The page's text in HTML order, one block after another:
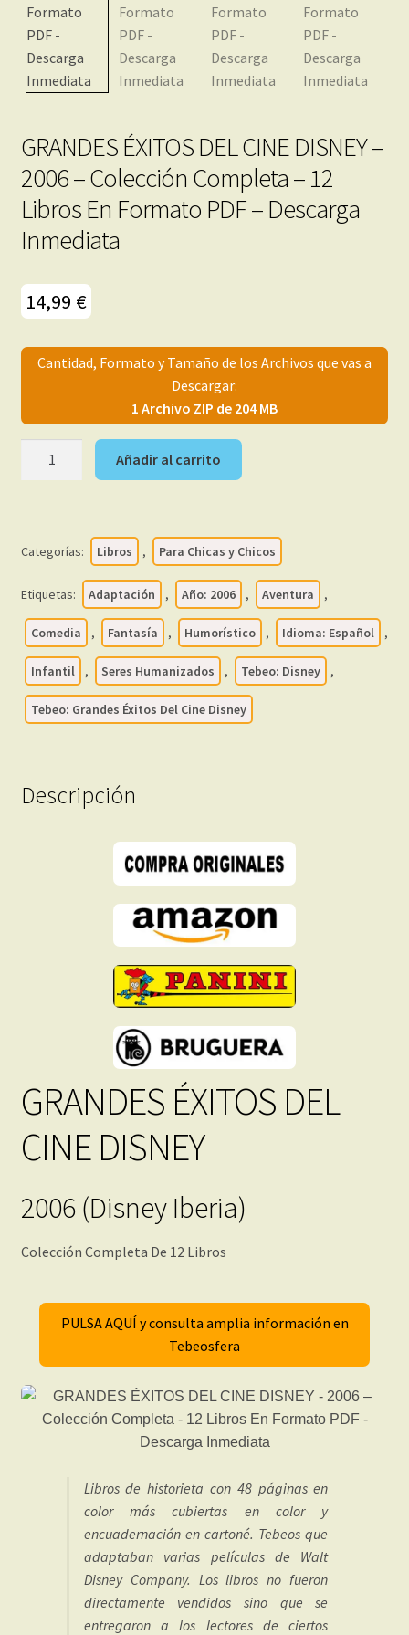
menú
Mi cuenta
GRANDES ÉXITOS DEL CINE DISNEY –
2006 – Colección Completa – 12
Libros En Formato PDF – Descarga
Inmediata
14,99 €
Cantidad, Formato y Tamaño de los Archivos que vas a
Descargar:
1 Archivo ZIP de 204 MB
2006
Colección
Completa
-
12
Libros
PDF
Añadir al carrito
Categorías: Libros , Para Chicas y Chicos
Etiquetas: Adaptación , Año: 2006 , Aventura ,
Comedia , Fantasía , Humorístico , Idioma: Español ,
Infantil , Seres Humanizados , Tebeo: Disney ,
Tebeo: Grandes Éxitos Del Cine Disney
Descripción
GRANDES ÉXITOS DEL
CINE DISNEY
2006 (Disney Iberia)
Colección Completa De 12 Libros
PULSA AQUÍ y consulta amplia información en
Tebeosfera
Libros de historieta con 48 páginas en
color más cubiertas en color y
encuadernación en cartoné. Tebeos que
adaptaban varias películas de Walt
Disney Company. Los libros no fueron
directamente vendidos sino que se
entregaron a los lectores de ciertos